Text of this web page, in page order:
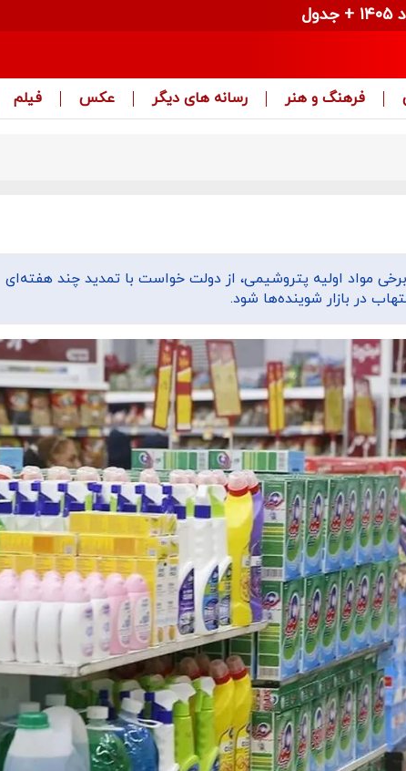
فرهنگ و هنر رسانه های دیگر عکس فیلم
مواد اولیه پتروشیمی، از دولت خواست با تمدید چند هفته‌ای
در بازار شوینده‌ها شود.